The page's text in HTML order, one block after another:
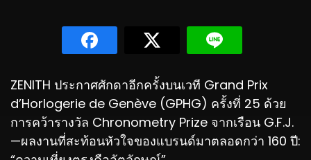
ZENITH ประกาศศักดาอีกครั้งบนเวที Grand Prix
d’Horlogerie de Genève (GPHG) ครั้งที่ 25 ด้วย
การคว้ารางวัล Chronometry Prize จากเรือน G.F.J.
—ผลงานที่สะท้อนหัวใจของแบรนด์มาตลอดกว่า 160 ปี: